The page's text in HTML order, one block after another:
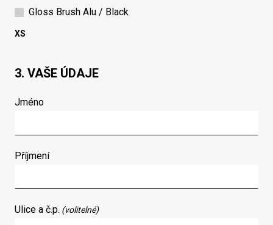
Gloss Brush Alu / Black
XS
3. VAŠE ÚDAJE
Jméno
Příjmení
Ulice a č.p. (volitelné)